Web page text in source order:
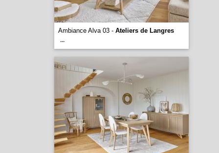
Ambiance Alva 03 - Ateliers de Langres
...